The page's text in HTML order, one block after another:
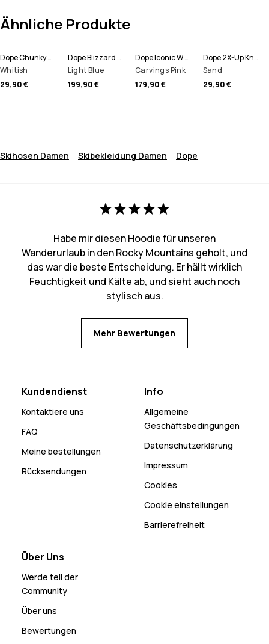
Ähnliche Produkte
Dope Chunky Mütze
Whitish
29,90 €
Dope Blizzard W Full Zip Snowboardjacke Damen
Light Blue
199,90 €
Dope Iconic W Snowboardhose Damen
Carvings Pink
179,90 €
Dope 2X-Up Knitted Schlauchtuch
Sand
29,90 €
Skihosen Damen Skibekleidung Damen Dope
Habe mir diesen Hoodie für unseren
Wanderurlaub in den Rocky Mountains geholt, und
das war die beste Entscheidung. Er hällt wirklich
Feuchtigkeit und Kälte ab, und sieht auch noch
stylisch aus.
Mehr Bewertungen
Kundendienst
Kontaktiere uns
FAQ
Meine bestellungen
Rücksendungen
Info
Allgemeine
Geschäftsbedingungen
Datenschutzerklärung
Impressum
Cookies
Cookie einstellungen
Barrierefreiheit
Über Uns
Werde teil der
Community
Über uns
Bewertungen